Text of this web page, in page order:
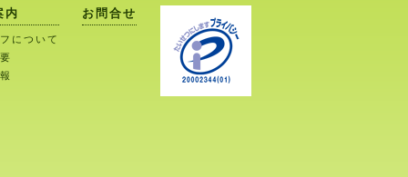
内
について
お問合せ